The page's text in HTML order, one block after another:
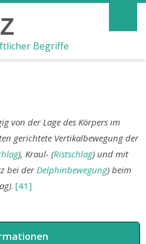
Begriffe
von der Lage des Körpers im
gerichtete Vertikalbewegung der
), Kraul- (Ristschlag) und mit
bei derDelphinbewegung) beim
. [41]